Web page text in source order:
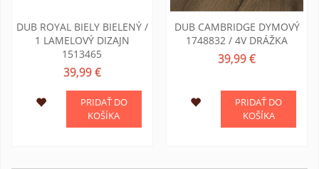
DUB ROYAL BIELY BIELENÝ /
1 LAMELOVÝ DIZAJN
1513465
39,99 €
PRIDAŤ DO
KOŠÍKA
DUB CAMBRIDGE DYMOVÝ
1748832 / 4V DRÁŽKA
39,99 €
PRIDAŤ DO
KOŠÍKA